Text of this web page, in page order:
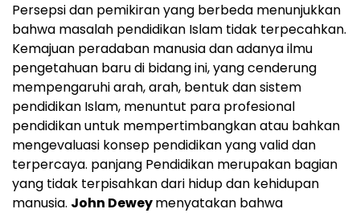
Persepsi dan pemikiran yang berbeda menunjukkan
bahwa masalah pendidikan Islam tidak terpecahkan.
Kemajuan peradaban manusia dan adanya ilmu
pengetahuan baru di bidang ini, yang cenderung
mempengaruhi arah, arah, bentuk dan sistem
pendidikan Islam, menuntut para profesional
pendidikan untuk mempertimbangkan atau bahkan
mengevaluasi konsep pendidikan yang valid dan
terpercaya. panjang Pendidikan merupakan bagian
yang tidak terpisahkan dari hidup dan kehidupan
manusia. John Deweymenyatakan bahwa